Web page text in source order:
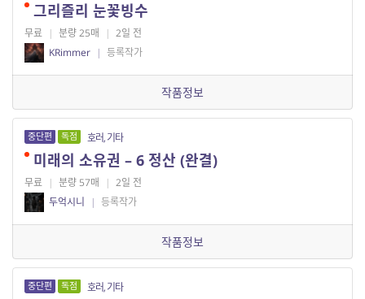
그리즐리 눈꽃빙수
무료 | 분량 25매 | 2일 전
KRimmer | 등록작가
작품정보
중단편 독점 호러, 기타
미래의 소유권 – 6 정산 (완결)
무료 | 분량 57매 | 2일 전
두억시니
| 등록작가
작품정보
중단편 독점 호러, 기타